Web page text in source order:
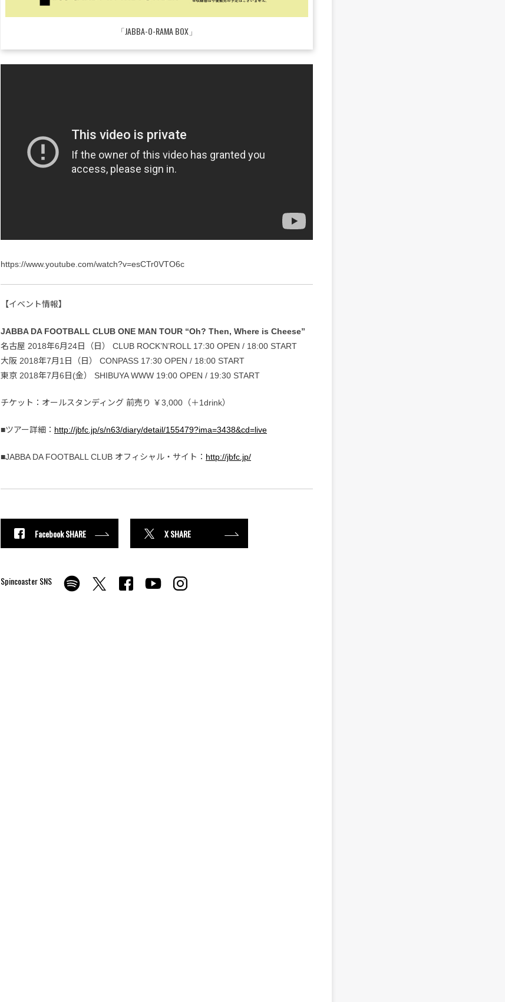
「JABBA-O-RAMA BOX」
https://www.youtube.com/watch?v=esCTr0VTO6c
【イベント情報】
JABBA DA FOOTBALL CLUB ONE MAN TOUR “Oh? Then, Where is Cheese”
名古屋 2018年6月24日（日） CLUB ROCK’N’ROLL 17:30 OPEN / 18:00 START
大阪 2018年7月1日（日） CONPASS 17:30 OPEN / 18:00 START
東京 2018年7月6日(金） SHIBUYA WWW 19:00 OPEN / 19:30 START
チケット：オールスタンディング 前売り ￥3,000（＋1drink）
■ツアー詳細： http://jbfc.jp/s/n63/diary/detail/155479?ima=3438&cd=live
■JABBA DA FOOTBALL CLUB オフィシャル・サイト： http://jbfc.jp/
Facebook SHARE X SHARE
Spincoaster SNS